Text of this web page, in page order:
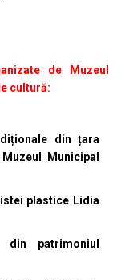
de Muzeul
cultură:
din țara
Municipal
plastice Lidia
din patrimoniul